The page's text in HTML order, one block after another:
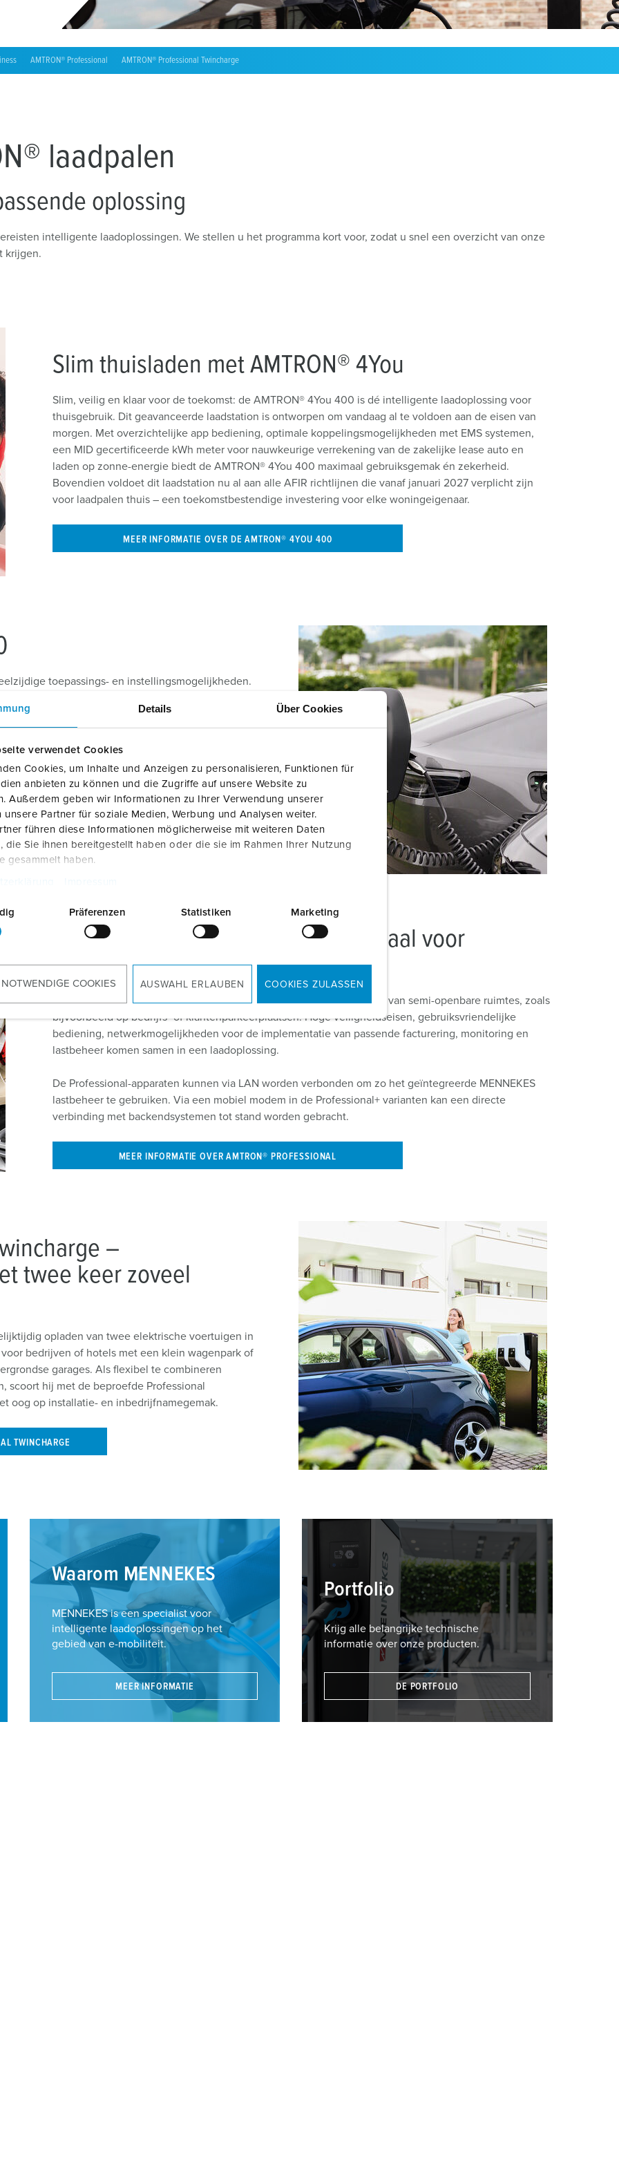
Details Über Cookies
verwendet Cookies
Cookies, um Inhalte und Anzeigen zu personalisieren, Funktionen für
anbieten zu können und die Zugriffe auf unsere Website zu
Außerdem geben wir Informationen zu Ihrer Verwendung unserer
unsere Partner für soziale Medien, Werbung und Analysen weiter.
führen diese Informationen möglicherweise mit weiteren Daten
die Sie ihnen bereitgestellt haben oder die sie im Rahmen Ihrer Nutzung
gesammelt haben.
Präferenzen Statistiken Marketing
COOKIES AUSWAHL ERLAUBEN COOKIES ZULASSEN
Accessoires
AMTRON® Professional AMTRON® Professional Twincharge
laadpalen
oplossing
intelligente laadoplossingen. We stellen u het programma kort voor, zodat u snel een overzicht van onze
krijgen.
Slim thuisladen met AMTRON® 4You
Slim, veilig en klaar voor de toekomst: de AMTRON® 4You 400 is dé intelligente laadoplossing voor
thuisgebruik. Dit geavanceerde laadstation is ontworpen om vandaag al te voldoen aan de eisen van
morgen. Met overzichtelijke app bediening, optimale koppelingsmogelijkheden met EMS systemen,
een MID gecertificeerde kWh meter voor nauwkeurige verrekening van de zakelijke lease auto en
laden op zonne-energie biedt de AMTRON® 4You 400 maximaal gebruiksgemak én zekerheid.
Bovendien voldoet dit laadstation nu al aan alle AFIR richtlijnen die vanaf januari 2027 verplicht zijn
voor laadpalen thuis – een toekomstbestendige investering voor elke woningeigenaar.
MEER INFORMATIE OVER DE AMTRON® 4YOU 400
toepassings- en instellingsmogelijkheden.
en appartementencomplexen (vve)
load balancing voor maximaal 100
aansluiting (OCPP) voor monitoring en
die medewerkers met een zakelijke lease auto,
thuis willen bieden. Zo rekent de werknemer
en fiscus proof af met de werkgever.
600
AMTRON® Professional – de laadpaal voor
professioneel laden
AMTRON® Professional laadpalen zijn perfect afgestemd op de eisen van semi-openbare ruimtes, zoals
bijvoorbeeld op bedrijfs- of klantenparkeerplaatsen: Hoge veiligheidseisen, gebruiksvriendelijke
bediening, netwerkmogelijkheden voor de implementatie van passende facturering, monitoring en
lastbeheer komen samen in een laadoplossing.
De Professional-apparaten kunnen via LAN worden verbonden om zo het geïntegreerde MENNEKES
lastbeheer te gebruiken. Via een mobiel modem in de Professional+ varianten kan een directe
verbinding met backendsystemen tot stand worden gebracht.
MEER INFORMATIE OVER AMTRON® PROFESSIONAL
–
twee keer zoveel
opladen van twee elektrische voertuigen in
bedrijven of hotels met een klein wagenpark of
garages. Als flexibel te combineren
scoort hij met de beproefde Professional
oog op installatie- en inbedrijfnamegemak.
TWINCHARGE
Waarom MENNEKES
MENNEKES is een specialist voor
intelligente laadoplossingen op het
gebied van e-mobiliteit.
MEER INFORMATIE
Portfolio
Krijg alle belangrijke technische
informatie over onze producten.
DE PORTFOLIO